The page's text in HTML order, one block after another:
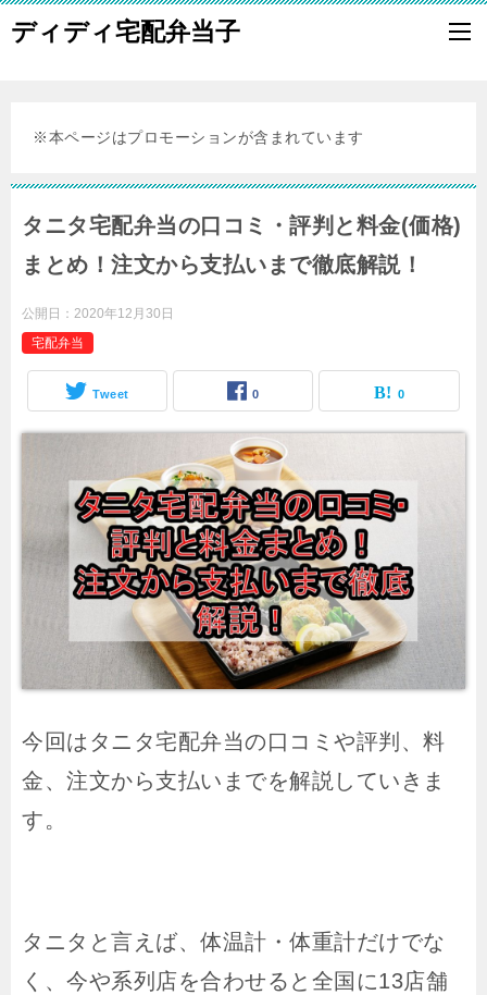
ディディ宅配弁当子
※本ページはプロモーションが含まれています
タニタ宅配弁当の口コミ・評判と料金(価格)
まとめ！注文から支払いまで徹底解説！
公開日： 2020年12月30日
宅配弁当
Tweet 0 0
今回はタニタ宅配弁当の口コミや評判、料
金、注文から支払いまでを解説していきま
す。
タニタと言えば、体温計・体重計だけでな
く、今や系列店を合わせると全国に13店舗